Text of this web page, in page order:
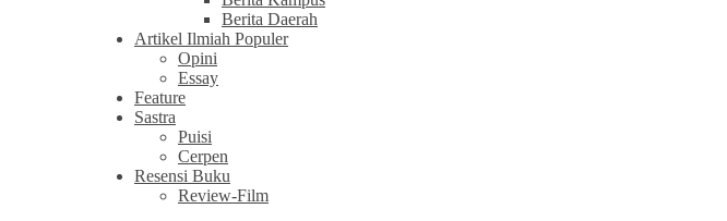
Berita Daerah
Artikel Ilmiah Populer
Opini
Essay
Feature
Sastra
Puisi
Cerpen
Resensi Buku
Review-Film